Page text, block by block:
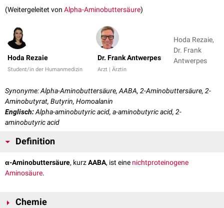
(Weitergeleitet von Alpha-Aminobuttersäure)
Hoda Rezaie
Student/in der Humanmedizin
Dr. Frank Antwerpes
Arzt | Ärztin
Hoda Rezaie,
Dr. Frank
Antwerpes
Synonyme: Alpha-Aminobuttersäure, AABA, 2-Aminobuttersäure, 2-
Aminobutyrat, Butyrin, Homoalanin
Englisch:Alpha-aminobutyric acid, a-aminobutyric acid, 2-
aminobutyric acid
Definition
α-Aminobuttersäure, kurzAABA, ist eine nichtproteinogene
Aminosäure.
Chemie